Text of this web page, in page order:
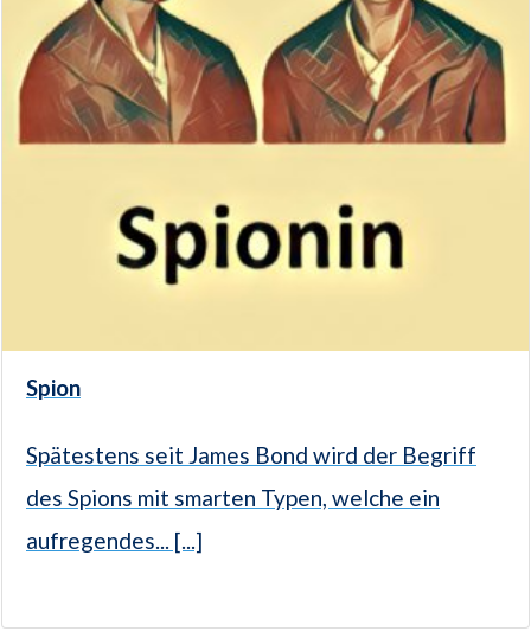
Spion
Spätestens seit James Bond wird der Begriff
des Spions mit smarten Typen, welche ein
aufregendes... [...]